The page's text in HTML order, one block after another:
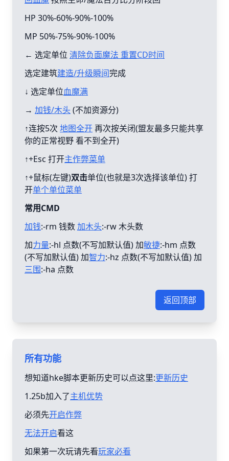
HP 30%-60%-90%-100%
MP 50%-75%-90%-100%
← 选定单位 清除负面魔法 重置CD时间
选定建筑建造/升级瞬间完成
↓ 选定单位血魔满
→ 加钱/木头(不加资源分)
↑连按5次 地图全开再次按关闭(盟友最多只能共享
你的正常视野 看不到全开)
↑+Esc 打开主作弊菜单
↑+鼠标(左键)双击单位(也就是3次选择该单位) 打
开单个单位菜单
常用CMD
加钱:-rm 钱数加木头:-rw 木头数
加力量:-hl 点数(不写加默认值) 加敏捷:-hm 点数
(不写加默认值) 加智力:-hz 点数(不写加默认值) 加
三围:-ha 点数
返回顶部
所有功能
想知道hke脚本更新历史可以点这里:更新历史
1.25b加入了主机优势
必须先开启作弊
无法开启看这
如果第一次玩请先看玩家必看